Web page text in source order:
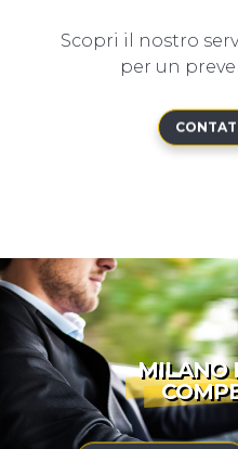
Scopri il nostro
per un
MILANO